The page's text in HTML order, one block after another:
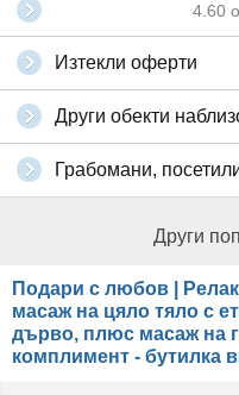
4.60
Изтекли оферти
Други обекти
Грабомани,
Други
Подари с любов |
масаж на цяло тяло с
дърво, плюс масаж на
комплимент - бутилка